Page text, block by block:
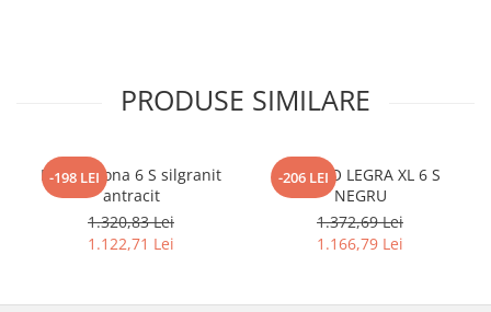
PRODUSE SIMILARE
-198 LEI
Blanco Sona 6 S silgranit
antracit
1.320,83 Lei
1.122,71 Lei
-206 LEI
BLANCO LEGRA XL 6 S
NEGRU
1.372,69 Lei
1.166,79 Lei